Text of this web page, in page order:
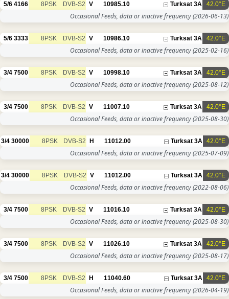
42.0°E
Turksat 3A
10985.10
V
DVB-S2
8PSK
4166
5/6
Occasional Feeds, data or inactive frequency(2026-06-13)
42.0°E
Turksat 3A
10986.10
V
DVB-S2
8PSK
3333
5/6
Occasional Feeds, data or inactive frequency(2025-02-16)
42.0°E
Turksat 3A
10998.10
V
DVB-S2
8PSK
7500
3/4
Occasional Feeds, data or inactive frequency(2025-08-12)
42.0°E
Turksat 3A
11007.10
V
DVB-S2
8PSK
7500
3/4
Occasional Feeds, data or inactive frequency(2025-08-30)
42.0°E
Turksat 3A
11012.00
H
DVB-S2
8PSK
30000
3/4
Occasional Feeds, data or inactive frequency(2025-07-09)
42.0°E
Turksat 3A
11012.00
V
DVB-S2
8PSK
30000
3/4
Occasional Feeds, data or inactive frequency(2022-08-06)
42.0°E
Turksat 3A
11016.10
V
DVB-S2
8PSK
7500
3/4
Occasional Feeds, data or inactive frequency(2025-08-30)
42.0°E
Turksat 3A
11026.10
V
DVB-S2
8PSK
7500
3/4
Occasional Feeds, data or inactive frequency(2025-08-17)
42.0°E
Turksat 3A
11040.60
H
DVB-S2
8PSK
7500
3/4
Occasional Feeds, data or inactive frequency(2026-04-19)